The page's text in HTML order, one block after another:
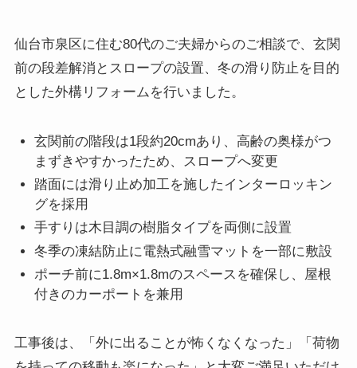
仙台市泉区に住む80代のご夫婦からのご相談で、玄関
前の段差解消とスロープの設置、冬の滑り防止を目的
とした外構リフォームを行いました。
玄関前の階段は1段約20cmあり、高齢の奥様がつ
まずきやすかったため、スロープへ変更
踏面には滑り止め加工を施したインターロッキン
グを採用
手すりは木目調の樹脂タイプを両側に設置
冬季の凍結防止に電熱式融雪マットを一部に敷設
ポーチ前に1.8m×1.8mのスペースを確保し、屋根
付きのカーポートを兼用
工事後は、「外に出ることが怖くなくなった」「荷物